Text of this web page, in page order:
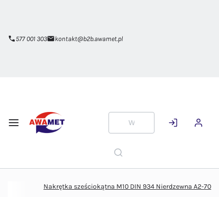
577 001 303
kontakt@b2b.awamet.pl
Nakrętka sześciokątna M10 DIN 934 Nierdzewna A2-70